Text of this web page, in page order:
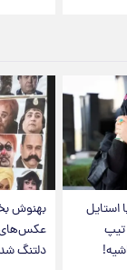
استایل
تیپ
بهنوش
عکس‌های
دلتنگ